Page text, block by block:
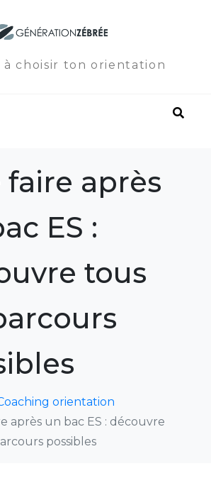
à choisir ton orientation
faire après
ES :
tous
orientation
après un bac ES : découvre
possibles